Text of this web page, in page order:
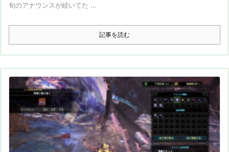
旬のアナウンスが続いてた ...
記事を読む